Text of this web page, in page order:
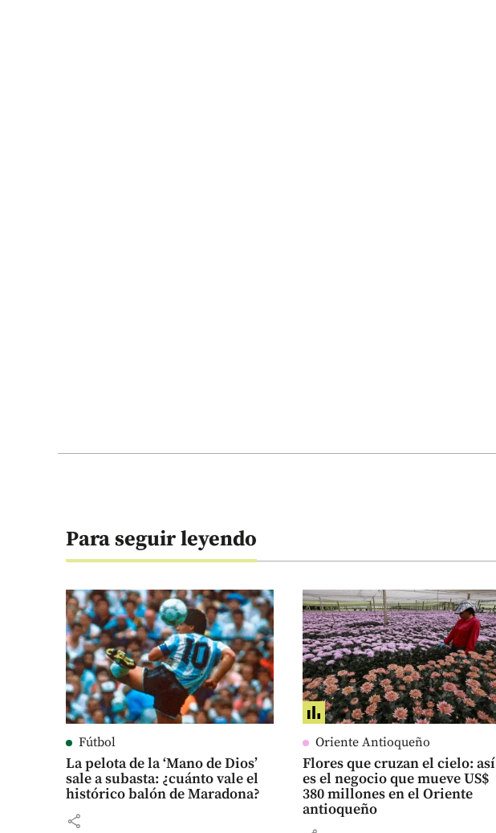
Para seguir leyendo
Fútbol
La pelota de la ‘Mano de Dios’
sale a subasta: ¿cuánto vale el
histórico balón de Maradona?
share
Oriente Antioqueño
Flores que cruzan el cielo: así
es el negocio que mueve US$
380 millones en el Oriente
antioqueño